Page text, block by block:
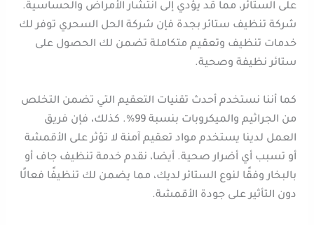
على الستائر، مما قد يؤدي إلى انتشار الأمراض والحساسية.
شركة تنظيف ستائر بجدة فإن شركة الحل السحري توفر لك
خدمات تنظيف وتعقيم متكاملة تضمن لك الحصول على
ستائر نظيفة وصحية.
كما أننا نستخدم أحدث تقنيات التعقيم التي تضمن التخلص
من الجراثيم والميكروبات بنسبة 99%. كذلك، فإن فريق
العمل لدينا يستخدم مواد تعقيم آمنة لا تؤثر على الأقمشة
أو تسبب أي أضرار صحية. أيضا، نقدم خدمة تنظيف جاف أو
بالبخار وفقًا لنوع الستائر لديك، مما يضمن لك تنظيفًا فعالًا
دون التأثير على جودة الأقمشة.